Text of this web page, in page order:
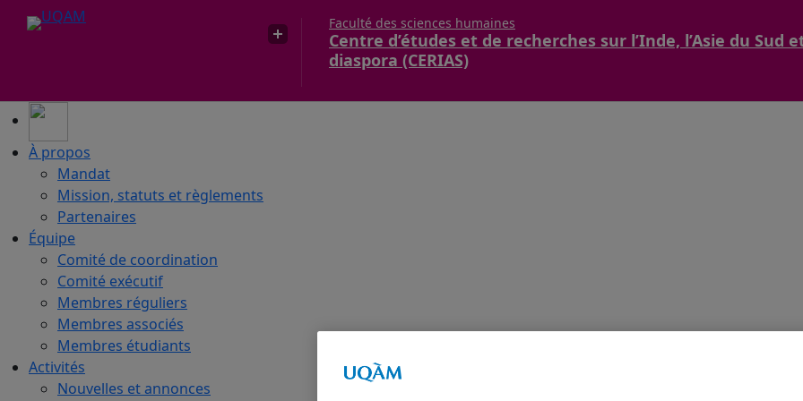
Faculté des sciences humaines
Centre d’études et de recherches sur l’Inde, l’Asie du Sud
diaspora (CERIAS)
À propos
Mandat
Mission, statuts et règlements
Partenaires
Équipe
Comité de coordination
Comité exécutif
Membres réguliers
Membres associés
Membres étudiants
Activités
Nouvelles et annonces